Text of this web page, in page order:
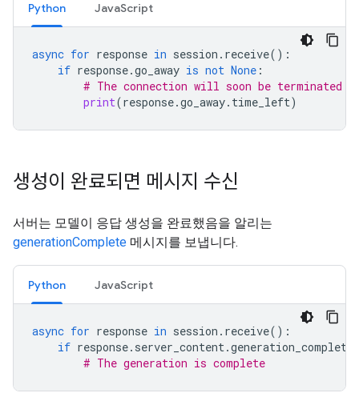
Python JavaScript
async for response in session . receive():
if response.go_away is not None :
# The connection will soon be terminated
print(response.go_away. time_left)
생성이 완료되면 메시지 수신
서버는 모델이 응답 생성을 완료했음을 알리는
generationComplete 메시지를 보냅니다.
Python JavaScript
async for response in session . receive():
if response. server_content.generation_complete
# The generation is complete